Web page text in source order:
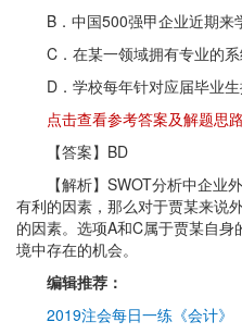
B．中国500强甲企业近期来
C．在某一领域拥有专业的
D．学校每年针对应届毕业
点击查看参考答案及解题思
【答案】BD
【解析】SWOT分析中企业外
有利的因素，那么对于贾某来说
的因素。选项A和C属于贾某自
境中存在的机会。
编辑推荐：
2019注会每日一练《会计》